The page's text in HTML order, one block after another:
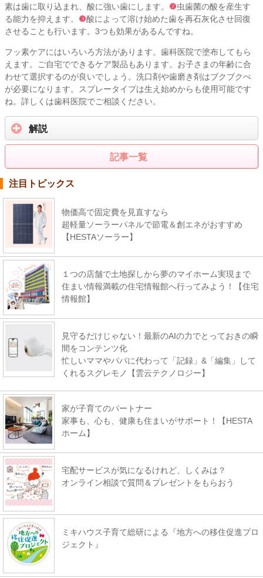
素は歯に取り込まれ、酸に強い歯にします。 ❷虫歯菌の酸を産生す
る能力を抑えます。 ❸酸によって溶け始めた歯を再石灰化させ回復
させることも行います。3つも効果があるんですね。
フッ素ケアにはいろいろ方法があります。歯科医院で塗布してもら
えます。ご自宅でできるケア製品もあります。お子さまの年齢に合
わせて選択するのが良いでしょう。洗口剤や歯磨き剤はブクブクぺ
が必要になります。スプレータイプは生え始めからも使用可能です
ね。詳しくは歯科医院でご相談ください。
解説
記事一覧
注目トピックス
物価高で固定費を見直すなら
超軽量ソーラーパネルで節電＆創エネがおすすめ
【HESTAソーラー】
１つの店舗で土地探しから夢のマイホーム実現まで
住まい情報満載の住宅情報館へ行ってみよう！【住宅
情報館】
見守るだけじゃない！最新のAIの力でとっておきの瞬
間をコンテンツ化
忙しいママやパパに代わって「記録」&「編集」して
くれるスグレモノ【雲云テクノロジー】
家が子育てのパートナー
家事も、心も、健康も住まいがサポート！【HESTA
ホーム】
宅配サービスが気になるけれど、しくみは？
オンライン相談で質問＆プレゼントをもらおう
ミキハウス子育て総研による『地方への移住促進プロ
ジェクト』